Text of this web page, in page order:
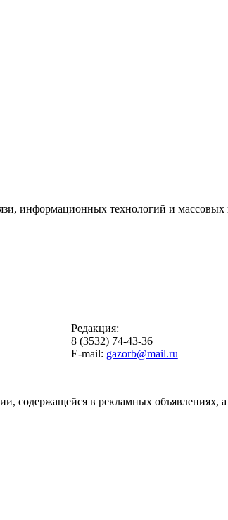
информационных технологий и
Редакция:
8 (3532) 74-43-36
E-mail: gazorb@mail.ru
содержащейся в рекламных объявлениях,